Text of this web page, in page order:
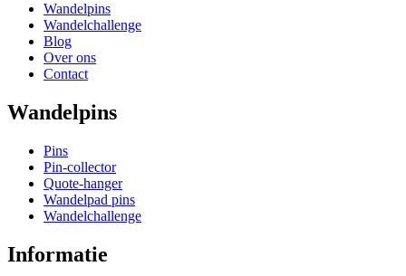
Wandelpins
Wandelchallenge
Blog
Over ons
Contact
Wandelpins
Pins
Pin-collector
Quote-hanger
Wandelpad pins
Wandelchallenge
Informatie